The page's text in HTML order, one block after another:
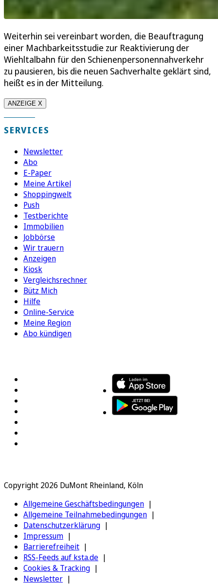
Weiterhin sei vereinbart worden, die Beauftragung
einer Machbarkeitsstudie zur Reaktivierung der
Wiehltalbahn für den Schienenpersonennahverkehr
zu pausieren, bis die neuen Sachverhalte geklärt sind,
heißt es in der Mitteilung.
ANZEIGE X
SERVICES
Newsletter
Abo
E-Paper
Meine Artikel
Shoppingwelt
Push
Testberichte
Immobilien
Jobbörse
Wir trauern
Anzeigen
Kiosk
Vergleichsrechner
Bütz Mich
Hilfe
Online-Service
Meine Region
Abo kündigen
Copyright 2026 DuMont Rheinland, Köln
Allgemeine Geschäftsbedingungen
Allgemeine Teilnahmebedingungen
Datenschutzerklärung
Impressum
Barrierefreiheit
RSS-Feeds auf ksta.de
Cookies & Tracking
Newsletter